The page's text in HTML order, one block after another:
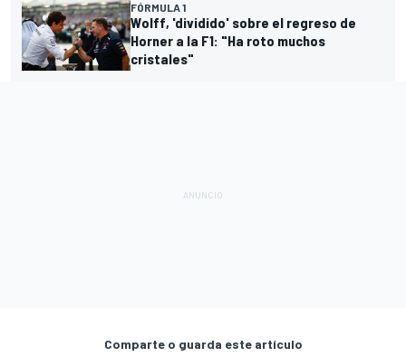
FÓRMULA 1
Wolff, 'dividido' sobre el regreso de
Horner a la F1: "Ha roto muchos
cristales"
Comparte o guarda este artículo